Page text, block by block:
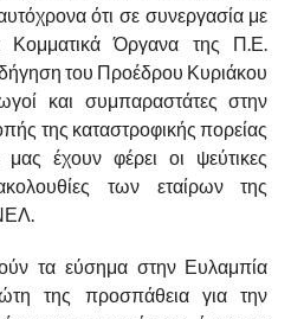
ότι σε συνεργασία με
Κομματικά Όργανα της Π.Ε.
του Προέδρου Κυριάκου
και συμπαραστάτες στην
της καταστροφικής πορείας
έχουν φέρει οι ψεύτικες
των εταίρων της
τα εύσημα στην Ευλαμπία
της προσπάθεια για την